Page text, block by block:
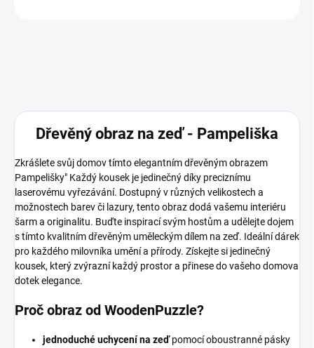
Dřevěný obraz na zeď - Pampeliška
Zkrášlete svůj domov tímto elegantním dřevěným obrazem
Pampelišky" Každý kousek je jedinečný díky preciznímu
laserovému vyřezávání. Dostupný v různých velikostech a
možnostech barev či lazury, tento obraz dodá vašemu interiéru
šarm a originalitu. Buďte inspirací svým hostům a udělejte dojem
s tímto kvalitním dřevěným uměleckým dílem na zeď. Ideální dárek
pro každého milovníka umění a přírody. Získejte si jedinečný
kousek, který zvýrazní každý prostor a přinese do vašeho domova
dotek elegance.
Proč obraz od WoodenPuzzle?
jednoduché uchycení na zeďpomocí oboustranné pásky